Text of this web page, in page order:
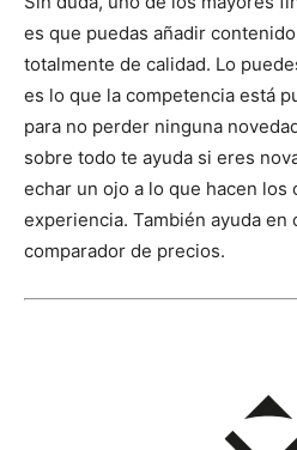
es que puedas añadir
totalmente de calidad. Lo
es lo que la competencia está
para no perder ninguna
sobre todo te ayuda si eres
echar un ojo a lo que hacen los
experiencia. También ayuda en
comparador de precios.